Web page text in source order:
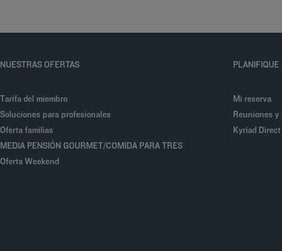
NUESTRAS OFERTAS
Tarifa del miembro
Soluciones para profesionales
Oferta familias
MEDIA PENSIÓN GOURMET/COMIDA PARA TRES
Oferta Weekend
PLANIFIQUE
Mi reserva
Reuniones
Kyriad Direct